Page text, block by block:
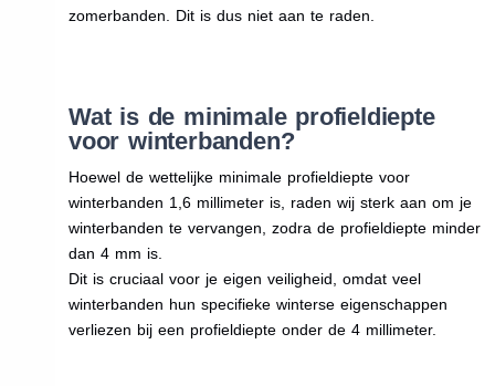
zomerbanden. Dit is dus niet aan te raden.
Wat is de minimale profieldiepte
voor winterbanden?
Hoewel de wettelijke minimale profieldiepte voor
winterbanden 1,6 millimeter is, raden wij sterk aan om je
winterbanden te vervangen, zodra de profieldiepte minder
dan 4 mm is.
Dit is cruciaal voor je eigen veiligheid, omdat veel
winterbanden hun specifieke winterse eigenschappen
verliezen bij een profieldiepte onder de 4 millimeter.